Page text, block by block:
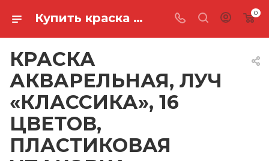
Купить краска акварельная, луч «классика», 16 цветов, пластиковая упаковка, европодвес 19С 1290-08 в Ростове-на-Дону 0
КРАСКА
АКВАРЕЛЬНАЯ, ЛУЧ
«КЛАССИКА», 16
ЦВЕТОВ,
ПЛАСТИКОВАЯ